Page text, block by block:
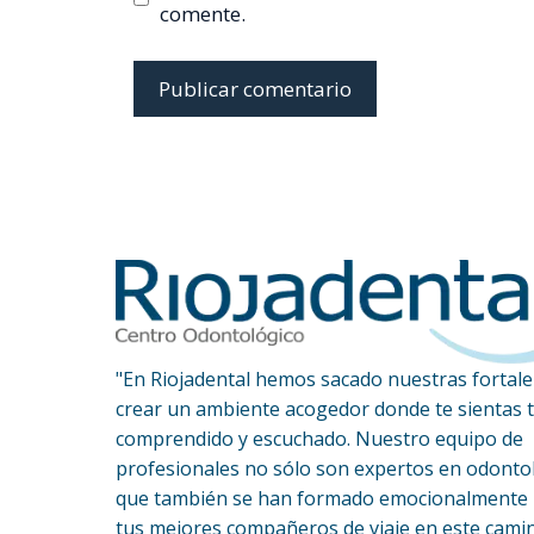
comente.
"En Riojadental hemos sacado nuestras
crear un ambiente acogedor donde te sientas
comprendido y escuchado. Nuestro equipo de
profesionales no sólo son expertos en
que también se han formado emocionalmente
tus mejores compañeros de viaje en este